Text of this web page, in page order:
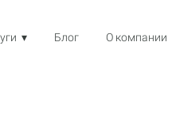
▾ Блог О компании